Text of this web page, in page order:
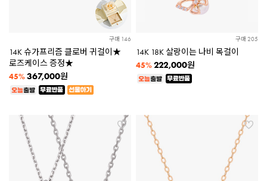
구매 146
14K 슈가프리즘 클로버 귀걸이★
로즈케이스 증정★
45% 367,000원
구매 205
14K 18K 살랑이는 나비 목걸이
45% 222,000원